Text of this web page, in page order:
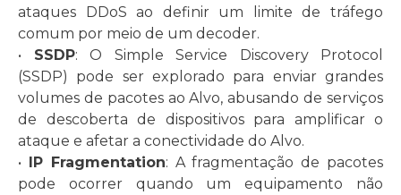
ataques DDoS ao definir um limite de tráfego
comum por meio de um decoder.
• SSDP: O Simple Service Discovery Protocol
(SSDP) pode ser explorado para enviar grandes
volumes de pacotes ao Alvo, abusando de serviços
de descoberta de dispositivos para amplificar o
ataque e afetar a conectividade do Alvo.
• IP Fragmentation: A fragmentação de pacotes
pode ocorrer quando um equipamento não